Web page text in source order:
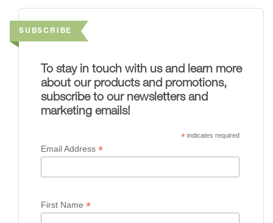
To stay in touch with us and learn more
about our products and promotions,
subscribe to our newsletters and
marketing emails!
* indicates required
Email Address *
First Name *
SUBSCRIBE